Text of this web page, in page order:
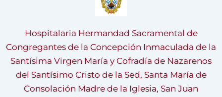
Hospitalaria Hermandad Sacramental de
Congregantes de la Concepción Inmaculada de la
Santísima Virgen María y Cofradía de Nazarenos
del Santísimo Cristo de la Sed, Santa María de
Consolación Madre de la Iglesia, San Juan